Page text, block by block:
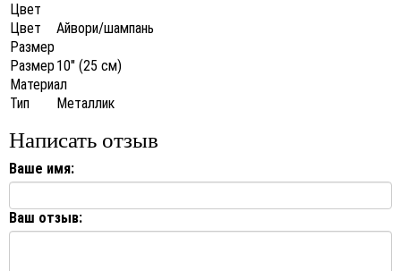
Цвет
Цвет
Айвори/шампань
Размер
Размер10" (25 см)
Материал
Тип
Металлик
Написать отзыв
Ваше имя:
Ваш отзыв: